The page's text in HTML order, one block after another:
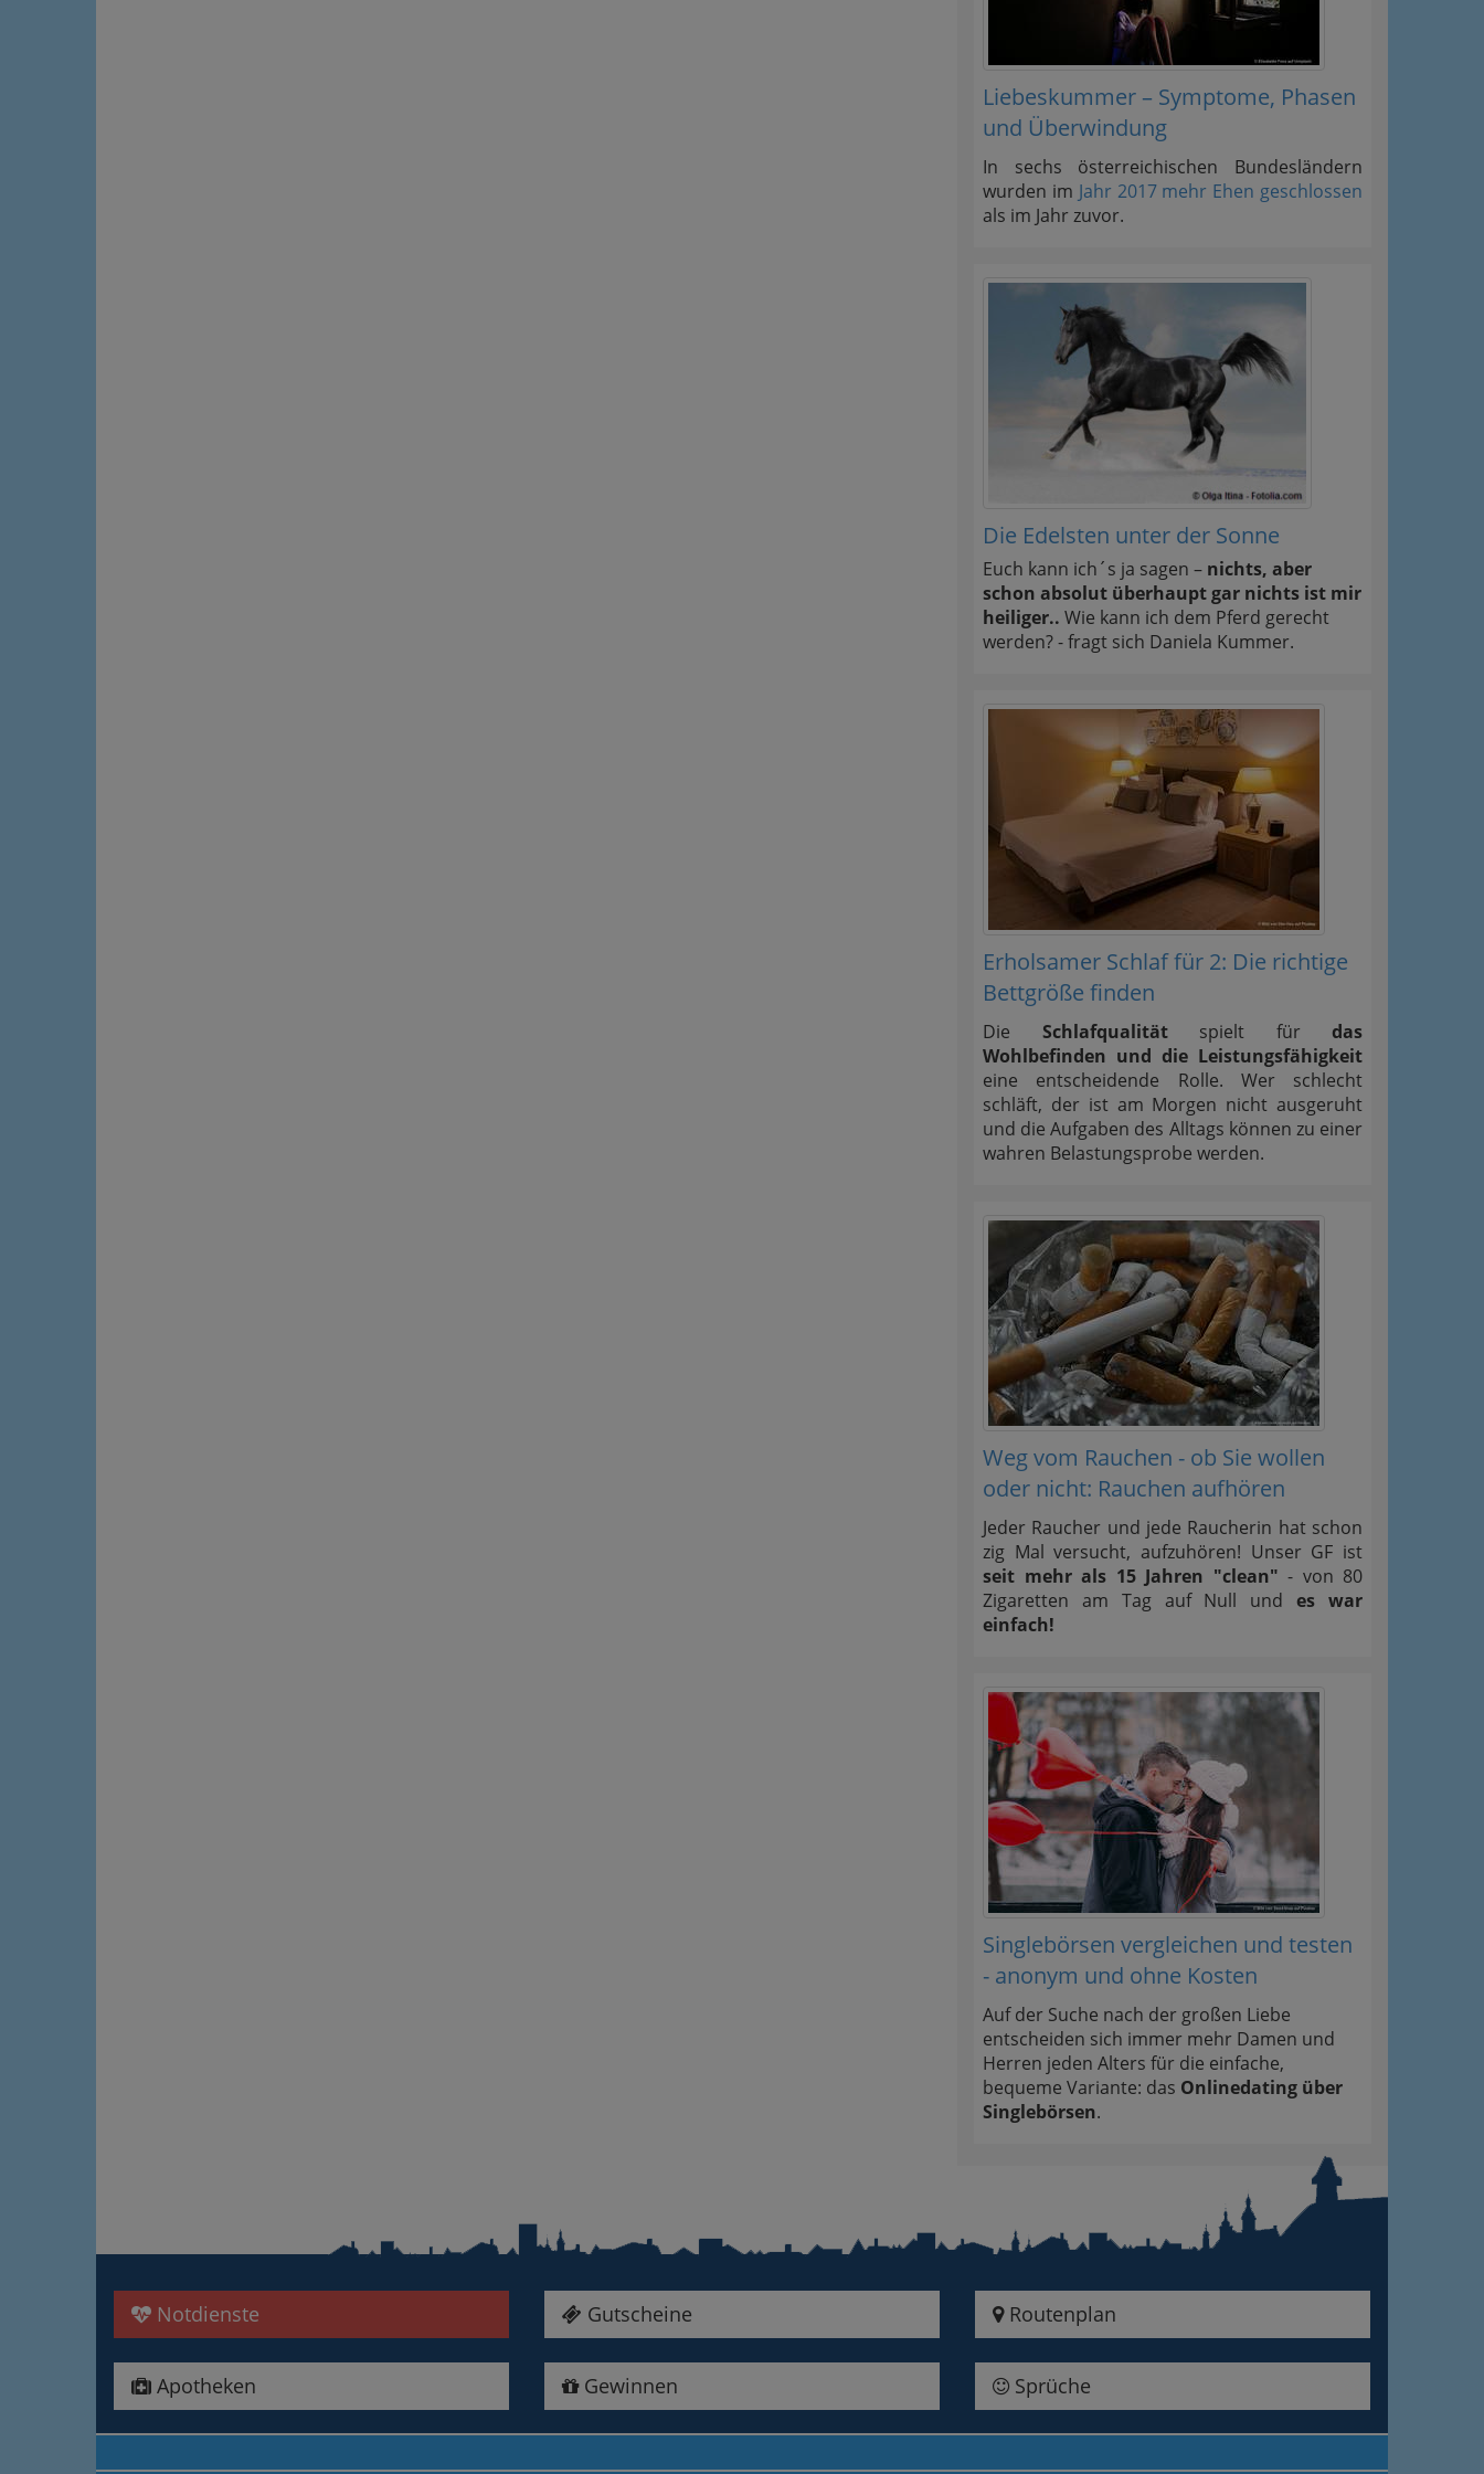
Liebeskummer – Symptome, Phasen
und Überwindung
In sechs österreichischen Bundesländern
wurden im Jahr 2017 mehr Ehen geschlossen
als im Jahr zuvor.
Die Edelsten unter der Sonne
Euch kann ich´s ja sagen – nichts, aber
schon absolut überhaupt gar nichts ist mir
heiliger.. Wie kann ich dem Pferd gerecht
werden? - fragt sich Daniela Kummer.
Erholsamer Schlaf für 2: Die richtige
Bettgröße finden
Die Schlafqualitätspielt für das
Wohlbefinden und die Leistungsfähigkeit
eine entscheidende Rolle. Wer schlecht
schläft, der ist am Morgen nicht ausgeruht
und die Aufgaben des Alltags können zu einer
wahren Belastungsprobe werden.
Weg vom Rauchen - ob Sie wollen
oder nicht: Rauchen aufhören
Jeder Raucher und jede Raucherin hat schon
zig Mal versucht, aufzuhören! Unser GF ist
seit mehr als 15 Jahren "clean" - von 80
Zigaretten am Tag auf Null undes war
einfach!
Singlebörsen vergleichen und testen
- anonym und ohne Kosten
Auf der Suche nach der großen Liebe
entscheiden sich immer mehr Damen und
Herren jeden Alters für die einfache,
bequeme Variante: das Onlinedating über
Singlebörsen.
Notdienste
Apotheken
Gutscheine
Gewinnen
Routenplan
Sprüche